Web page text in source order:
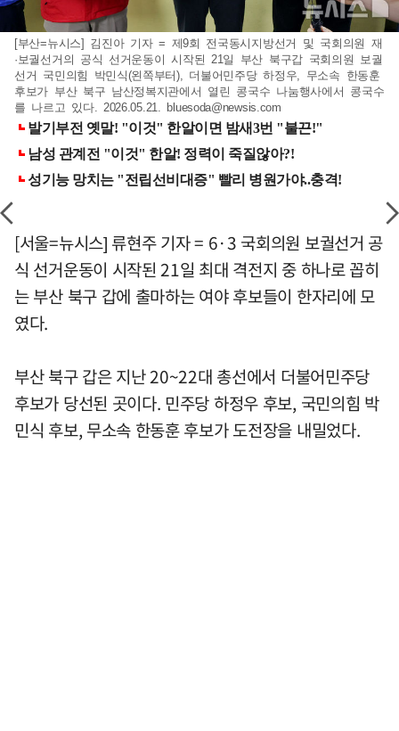
[부산=뉴시스] 김진아 기자 = 제9회 전국동시지방선거 및 국회의원 재
·보궐선거의 공식 선거운동이 시작된 21일 부산 북구갑 국회의원 보궐
선거 국민의힘 박민식(왼쪽부터), 더불어민주당 하정우, 무소속 한동훈
후보가 부산 북구 남산정복지관에서 열린 콩국수 나눔행사에서 콩국수
를 나르고 있다. 2026.05.21. bluesoda@newsis.com
[서울=뉴시스] 류현주 기자 = 6·3 국회의원 보궐선거 공
식 선거운동이 시작된 21일 최대 격전지 중 하나로 꼽히
는 부산 북구 갑에 출마하는 여야 후보들이 한자리에 모
였다.
부산 북구 갑은 지난 20~22대 총선에서 더불어민주당
후보가 당선된 곳이다. 민주당 하정우 후보, 국민의힘 박
민식 후보, 무소속 한동훈 후보가 도전장을 내밀었다.